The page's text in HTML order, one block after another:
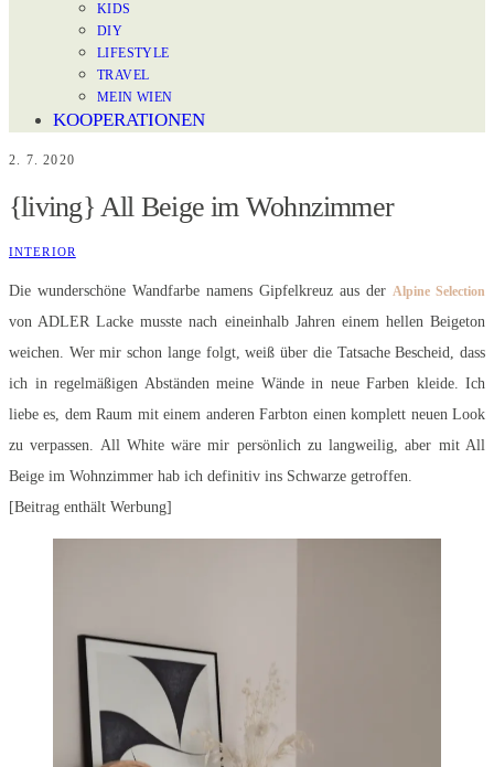
KIDS
DIY
LIFESTYLE
TRAVEL
MEIN WIEN
KOOPERATIONEN
2. 7. 2020
{living} All Beige im Wohnzimmer
INTERIOR
Die wunderschöne Wandfarbe namens Gipfelkreuz aus der Alpine Selection
von ADLER Lacke musste nach eineinhalb Jahren einem hellen Beigeton
weichen. Wer mir schon lange folgt, weiß über die Tatsache Bescheid, dass
ich in regelmäßigen Abständen meine Wände in neue Farben kleide. Ich
liebe es, dem Raum mit einem anderen Farbton einen komplett neuen Look
zu verpassen. All White wäre mir persönlich zu langweilig, aber mit All
Beige im Wohnzimmer hab ich definitiv ins Schwarze getroffen.
[Beitrag enthält Werbung]